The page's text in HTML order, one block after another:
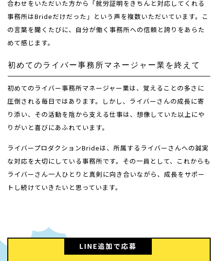
合わせをいただいた方から「就労証明をきちんと対応してくれる
事務所はBrideだけだった」という声を複数いただいています。こ
の言葉を聞くたびに、自分が働く事務所への信頼と誇りをあらた
めて感じます。
初めてのライバー事務所マネージャー業を終えて
初めてのライバー事務所マネージャー業は、覚えることの多さに
圧倒される毎日ではあります。しかし、ライバーさんの成長に寄
り添い、その活動を陰から支える仕事は、想像していた以上にや
りがいと喜びにあふれています。
ライバープロダクションBrideは、所属するライバーさんへの誠実
な対応を大切にしている事務所です。その一員として、これからも
ライバーさん一人ひとりと真剣に向き合いながら、成長をサポー
トし続けていきたいと思っています。
LINE追加で応募